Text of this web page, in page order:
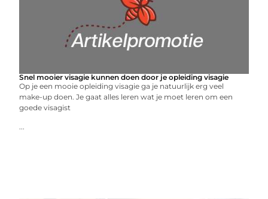
Snel mooier visagie kunnen doen door je opleiding visagie
Op je een mooie opleiding visagie ga je natuurlijk erg veel
make-up doen. Je gaat alles leren wat je moet leren om een
goede visagist
...